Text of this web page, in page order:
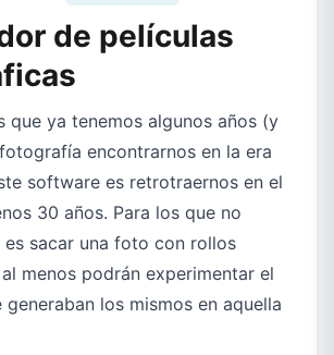
de películas
que ya tenemos algunos años (y
encontrarnos en la era
software es retrotraernos en el
30 años. Para los que no
es sacar una foto con rollos
menos podrán experimentar el
los mismos en aquella